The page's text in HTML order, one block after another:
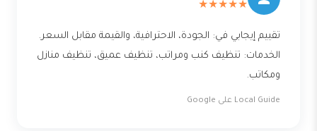
★★★★★
تقييم إيجابي في: الجودة، الاحترافية، والقيمة مقابل السعر.
الخدمات: تنظيف كنب ومراتب، تنظيف عميق، تنظيف منازل
ومكاتب.
Local Guide على Google